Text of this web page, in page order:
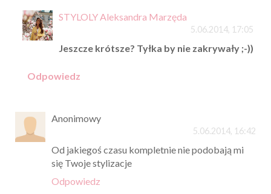
STYLOLY Aleksandra Marzęda
5.06.2014, 17:05
Jeszcze krótsze? Tyłka by nie zakrywały ;-))
Odpowiedz
Anonimowy
5.06.2014, 16:42
Od jakiegoś czasu kompletnie nie podobają mi
się Twoje stylizacje
Odpowiedz